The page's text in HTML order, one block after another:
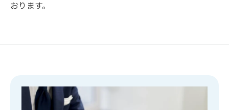
おります。